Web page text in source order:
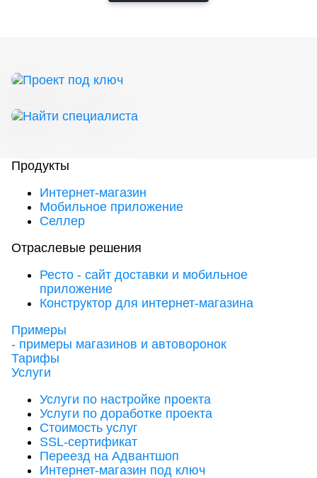
Продукты
Интернет-магазин
Мобильное приложение
Селлер
Отраслевые решения
Ресто - сайт доставки и мобильное
приложение
Конструктор для интернет-магазина
Примеры
- примеры магазинов и автоворонок
Тарифы
Услуги
Услуги по настройке проекта
Услуги по доработке проекта
Стоимость услуг
SSL-сертификат
Переезд на Адвантшоп
Интернет-магазин под ключ